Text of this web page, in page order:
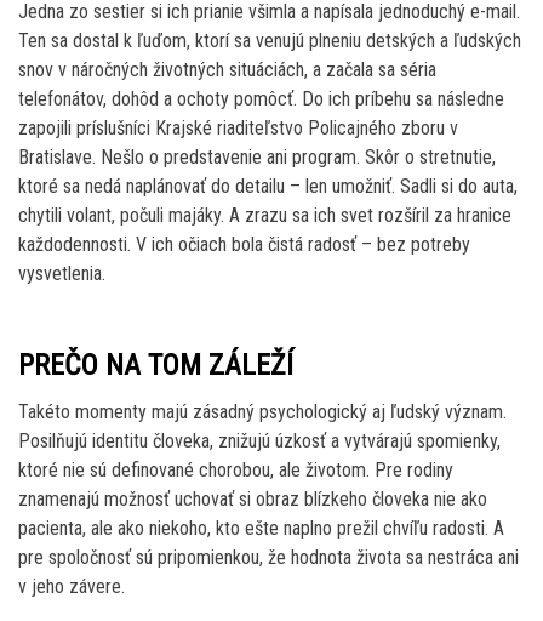
Jedna zo sestier si ich prianie všimla a napísala jednoduchý e-mail.
Ten sa dostal k ľuďom, ktorí sa venujú plneniu detských a ľudských
snov v náročných životných situáciách, a začala sa séria
telefonátov, dohôd a ochoty pomôcť. Do ich príbehu sa následne
zapojili príslušníci Krajské riaditeľstvo Policajného zboru v
Bratislave. Nešlo o predstavenie ani program. Skôr o stretnutie,
ktoré sa nedá naplánovať do detailu – len umožniť. Sadli si do auta,
chytili volant, počuli majáky. A zrazu sa ich svet rozšíril za hranice
každodennosti. V ich očiach bola čistá radosť – bez potreby
vysvetlenia.
PREČO NA TOM ZÁLEŽÍ
Takéto momenty majú zásadný psychologický aj ľudský význam.
Posilňujú identitu človeka, znižujú úzkosť a vytvárajú spomienky,
ktoré nie sú definované chorobou, ale životom. Pre rodiny
znamenajú možnosť uchovať si obraz blízkeho človeka nie ako
pacienta, ale ako niekoho, kto ešte naplno prežil chvíľu radosti. A
pre spoločnosť sú pripomienkou, že hodnota života sa nestráca ani
v jeho závere.